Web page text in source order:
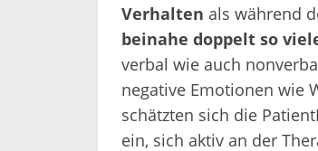
Verhalten als während
beinahe doppelt so
verbal wie auch
negative Emotionen wie
schätzten sich die
ein, sich aktiv an der